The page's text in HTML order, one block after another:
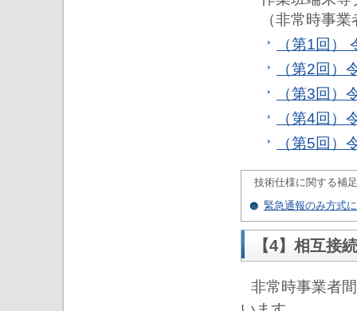
（非常時事
（第1回）
（第2回）
（第3回）
（第4回）
（第5回）
技術仕様に関する補足
緊急通報のみ方式
【4】相互接
非常時事業者